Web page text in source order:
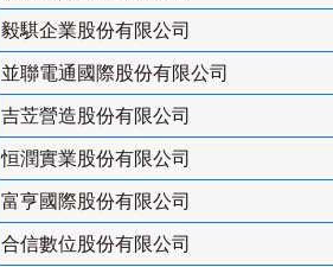
毅騏企業股份有限公司
並聯電通國際股份有限公司
吉苙營造股份有限公司
恒潤實業股份有限公司
富亨國際股份有限公司
合信數位股份有限公司